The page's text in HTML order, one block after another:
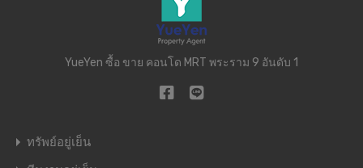
YueYen ซื้อ ขาย คอนโด MRT พระราม 9 อันดับ 1
ทรัพย์อยู่เย็น